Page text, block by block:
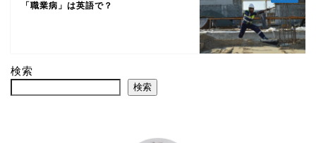
「職業病」は英語で？
検索
検索